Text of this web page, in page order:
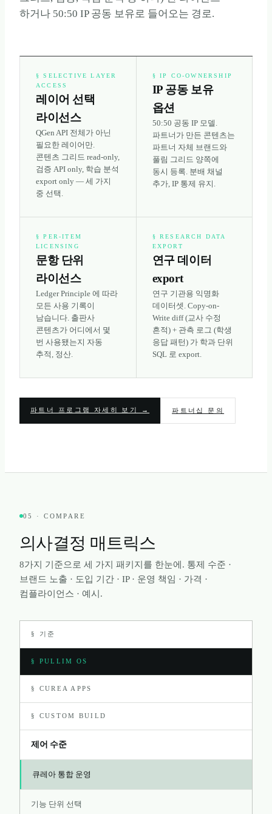
하거나 50:50 IP 공동 보유로 들어오는 경로.
§SELECTIVE LAYER
ACCESS
레이어 선택
라이선스
QGen API 전체가 아닌
필요한 레이어만.
콘텐츠 그리드 read-only,
검증 API only, 학습 분석
export only — 세 가지
중 선택.
§ IP CO-OWNERSHIP
IP 공동 보유
옵션
50:50 공동 IP 모델.
파트너가 만든 콘텐츠는
파트너 자체 브랜드와
풀림 그리드 양쪽에
동시 등록. 분배 채널
추가, IP 통제 유지.
§PER-ITEM
LICENSING
문항 단위
라이선스
Ledger Principle 에 따라
모든 사용 기록이
남습니다. 출판사
콘텐츠가 어디에서 몇
번 사용됐는지 자동
추적, 정산.
§ RESEARCH DATA
EXPORT
연구 데이터
export
연구 기관용 익명화
데이터셋. Copy-on-
Write diff (교사 수정
흔적) + 관측 로그 (학생
응답 패턴) 가 학과 단위
SQL 로 export.
파트너 프로그램 자세히 보기 → 파트너십 문의
05 · COMPARE
의사결정 매트릭스
8가지 기준으로 세 가지 패키지를 한눈에. 통제 수준 ·
브랜드 노출 · 도입 기간 · IP · 운영 책임 · 가격 ·
컴플라이언스 · 예시.
§ 기준
§ PULLIM OS
§ CUREA APPS
§ CUSTOM BUILD
제어 수준
큐레아 통합 운영
기능 단위 선택